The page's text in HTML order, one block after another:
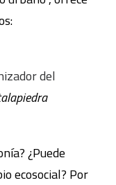
del
¿Puede
ecosocial? Por